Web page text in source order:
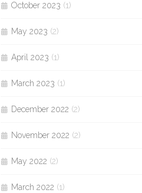
October 2023 (1)
May 2023 (2)
April 2023 (1)
March 2023 (1)
December 2022 (2)
November 2022 (2)
May 2022 (2)
March 2022 (1)